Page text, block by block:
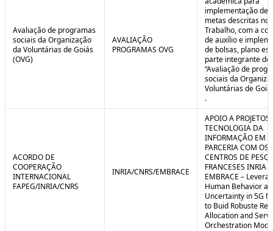
Avaliação de programas
sociais da Organização
da Voluntárias de Goiás
(OVG)
AVALIAÇÃO
PROGRAMAS OVG
implementação de
metas descritas no
Trabalho, com a
de auxílio e
de bolsas, plano
parte integrante do
“Avaliação de
sociais da
Voluntárias de
.
ACORDO DE
COOPERAÇÃO
INTERNACIONAL
FAPEG/INRIA/CNRS
INRIA/CNRS/EMBRACE
APOIO A PROJETOS
TECNOLOGIA DA
INFORMAÇÃO EM
PARCERIA COM OS
CENTROS DE
FRANCESES INRIA
EMBRACE –
Human Behavior
Uncertainty in 5G
to Buid Robuste
Allocation and
Orchestration